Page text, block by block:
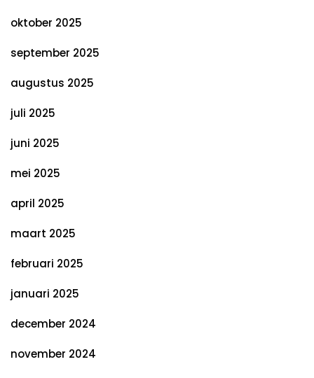
oktober 2025
september 2025
augustus 2025
juli 2025
juni 2025
mei 2025
april 2025
maart 2025
februari 2025
januari 2025
december 2024
november 2024